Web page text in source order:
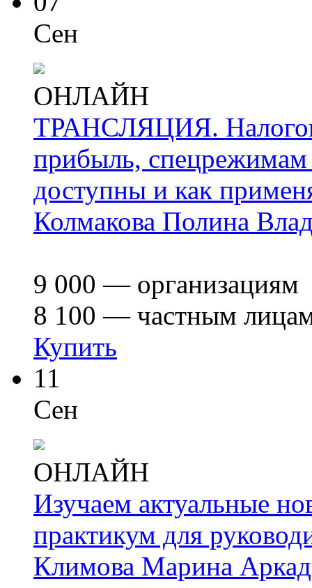
Сен
ОНЛАЙН
ТРАНСЛЯЦИЯ.
прибыль,
доступны и как
Колмакова Полина
9 000— организациям
8 100— частным
Купить
11
Сен
ОНЛАЙН
Изучаем актуальные
практикум для
Климова Марина